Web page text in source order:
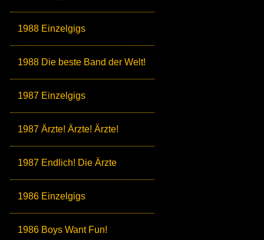
1988 Einzelgigs
1988 Die beste Band der Welt!
1987 Einzelgigs
1987 Ärzte! Ärzte! Ärzte!
1987 Endlich! Die Ärzte
1986 Einzelgigs
1986 Boys Want Fun!